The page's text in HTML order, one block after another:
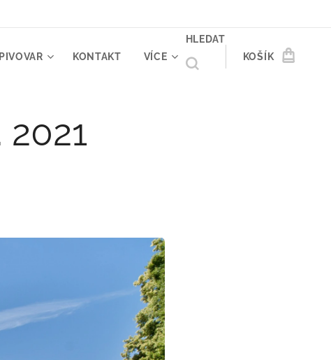
PIVOVAR KONTAKT VÍCE
HLEDAT
KOŠÍK